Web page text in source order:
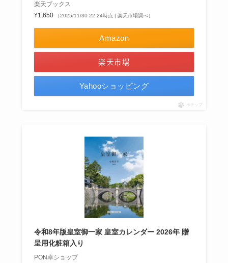
楽天ブックス
¥1,650
（2025/11/30 22:24時点 | 楽天市場調べ）
Amazon
楽天市場
Yahooショッピング
ポチップ
令和8年版皇室御一家 皇室カレンダー 2026年 贈
呈用化粧箱入り
PON卓ショップ